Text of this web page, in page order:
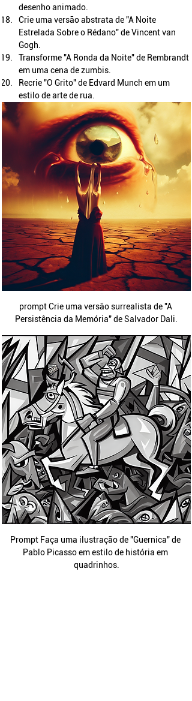
desenho animado.
Crie uma versão abstrata de "A Noite
Estrelada Sobre o Rédano" de Vincent van
Gogh.
Transforme "A Ronda da Noite" de Rembrandt
em uma cena de zumbis.
Recrie "O Grito" de Edvard Munch em um
estilo de arte de rua.
prompt Crie uma versão surrealista de "A
Persistência da Memória" de Salvador Dali.
Prompt Faça uma ilustração de "Guernica" de
Pablo Picasso em estilo de história em
quadrinhos.